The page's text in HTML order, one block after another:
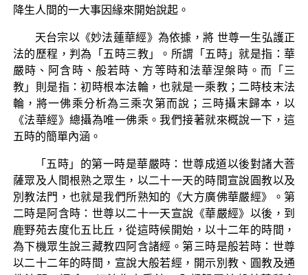
降生人間的一大事因緣來開始說起。
天台宗以《妙法蓮華經》為依據，將 世尊一生弘護正
法的歷程，判為「五時三教」。所謂「五時」就是指：華
嚴時、阿含時、般若時、方等時和法華涅槃時。而「三
教」則是指：初時根本法輪，也就是一乘教；二時枝末法
輪，將一佛乘分析為三乘次第而說；三時攝末歸本，以
《法華經》總攝為唯一佛乘。我們接著就來概說一下，這
五時的簡單內涵。
「五時」的第一時是華嚴時：世尊成道以後對諸大菩
薩眾及人間根熟之眾生，以二十一天的時間宣說圓教以及
別教法門，也就是我們所熟知的《大方廣佛華嚴經》。第
二時是阿含時：世尊以二十一天宣說《華嚴經》以後，到
鹿野苑去度化五比丘，從這時候開始，以十二年的時間，
為下機眾生說三藏教四阿含諸經。第三時是般若時：世尊
以二十二年的時間，宣說大般若經，開示別教、圓教及通